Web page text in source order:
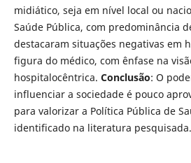
midiático, seja em nível local ou
Saúde Pública, com predominância
destacaram situações negativas em
figura do médico, com ênfase na
hospitalocêntrica. Conclusão: O
influenciar a sociedade é pouco
para valorizar a Política Pública de
identificado na literatura pesquisada.